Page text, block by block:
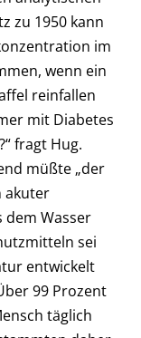
zu 1950 kann
im
wenn ein
reinfallen
mit Diabetes
fragt Hug.
müßte „der
akuter
Wasser
sei
entwickelt
99 Prozent
täglich